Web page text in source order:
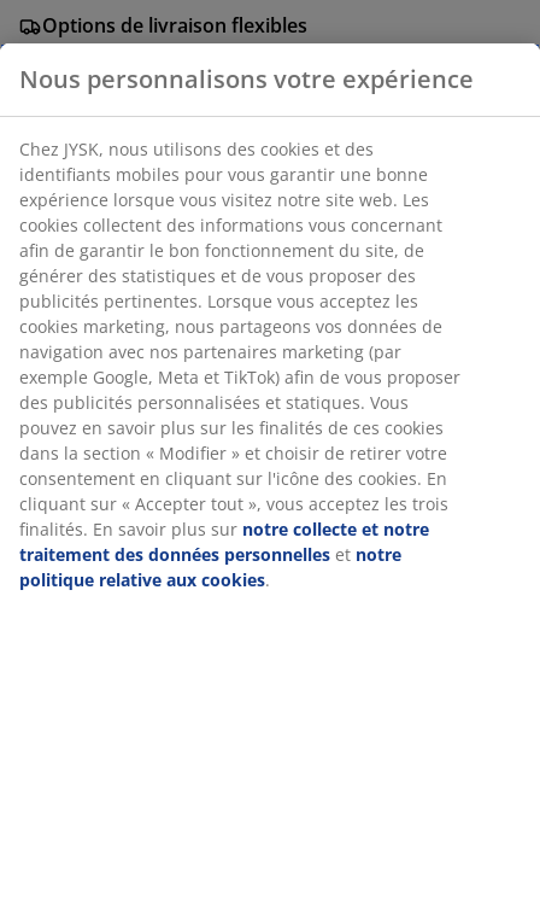
Options de livraison flexibles
Livraison rapide et facile
Numéro d’article: 1760140
Spécifications
Avis
(1)
Livraison
Nous personnalisons votre expérience
Chez JYSK, nous utilisons des cookies et des
identifiants mobiles pour vous garantir une bonne
expérience lorsque vous visitez notre site web. Les
cookies collectent des informations vous concernant
afin de garantir le bon fonctionnement du site, de
générer des statistiques et de vous proposer des
publicités pertinentes. Lorsque vous acceptez les
cookies marketing, nous partageons vos données de
navigation avec nos partenaires marketing (par
exemple Google, Meta et TikTok) afin de vous proposer
des publicités personnalisées et statiques. Vous
pouvez en savoir plus sur les finalités de ces cookies
dans la section « Modifier » et choisir de retirer votre
consentement en cliquant sur l'icône des cookies. En
cliquant sur « Accepter tout », vous acceptez les trois
finalités. En savoir plus sur notre collecte et notre
traitement des données personnelles et notre
politique relative aux cookies.